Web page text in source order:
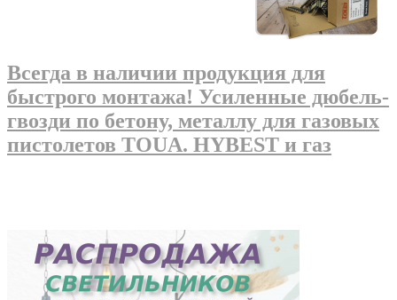
Всегда в наличии продукция для
быстрого монтажа! Усиленные дюбель-
гвозди по бетону, металлу для газовых
пистолетов TOUA. HYBEST и газ